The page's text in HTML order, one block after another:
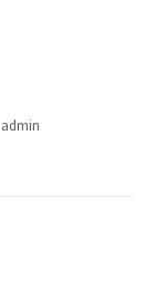
admin